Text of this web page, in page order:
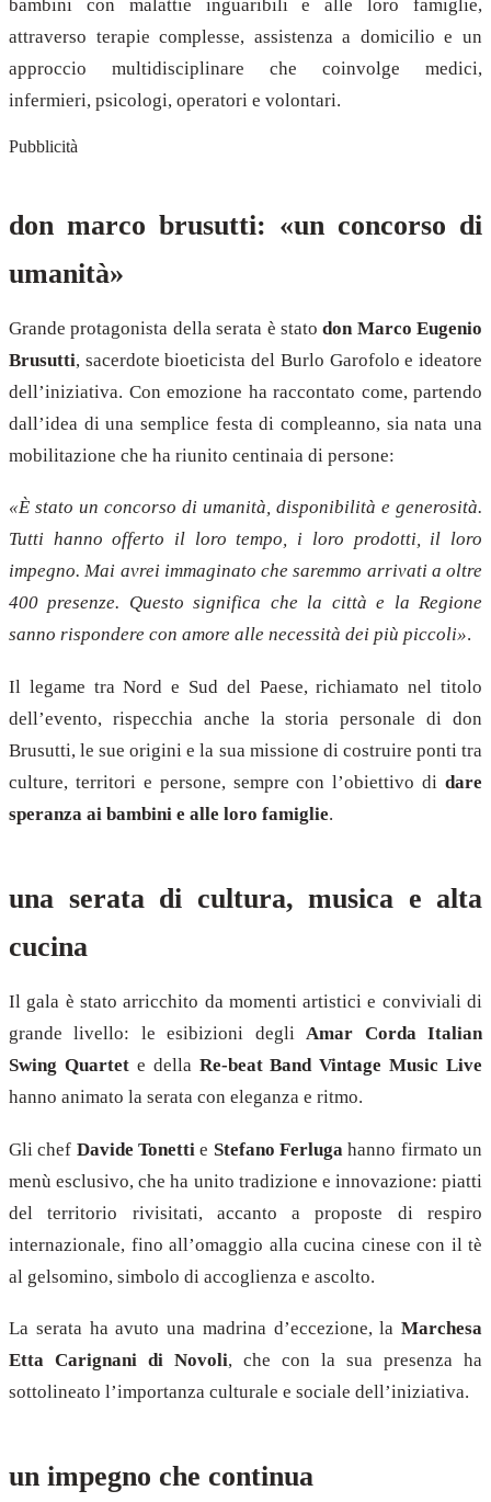
bambini con malattie inguaribili e alle loro famiglie,
attraverso terapie complesse, assistenza a domicilio e un
approccio multidisciplinare che coinvolge medici,
infermieri, psicologi, operatori e volontari.
Pubblicità
don marco brusutti: «un concorso di
umanità»
Grande protagonista della serata è statodon Marco Eugenio
Brusutti, sacerdote bioeticista del Burlo Garofolo e ideatore
dell’iniziativa. Con emozione ha raccontato come, partendo
dall’idea di una semplice festa di compleanno, sia nata una
mobilitazione che ha riunito centinaia di persone:
«È stato un concorso di umanità, disponibilità e generosità.
Tutti hanno offerto il loro tempo, i loro prodotti, il loro
impegno. Mai avrei immaginato che saremmo arrivati a oltre
400 presenze. Questo significa che la città e la Regione
sanno rispondere con amore alle necessità dei più piccoli».
Il legame tra Nord e Sud del Paese, richiamato nel titolo
dell’evento, rispecchia anche la storia personale di don
Brusutti, le sue origini e la sua missione di costruire ponti tra
culture, territori e persone, sempre con l’obiettivo di dare
speranza ai bambini e alle loro famiglie.
una serata di cultura, musica e alta
cucina
Il gala è stato arricchito da momenti artistici e conviviali di
grande livello: le esibizioni degliAmar Corda Italian
Swing Quartete della Re-beat Band Vintage Music Live
hanno animato la serata con eleganza e ritmo.
Gli chef Davide Tonetti e Stefano Ferluga hanno firmato un
menù esclusivo, che ha unito tradizione e innovazione: piatti
del territorio rivisitati, accanto a proposte di respiro
internazionale, fino all’omaggio alla cucina cinese con il tè
al gelsomino, simbolo di accoglienza e ascolto.
La serata ha avuto una madrina d’eccezione, la Marchesa
Etta Carignani di Novoli, che con la sua presenza ha
sottolineato l’importanza culturale e sociale dell’iniziativa.
un impegno che continua